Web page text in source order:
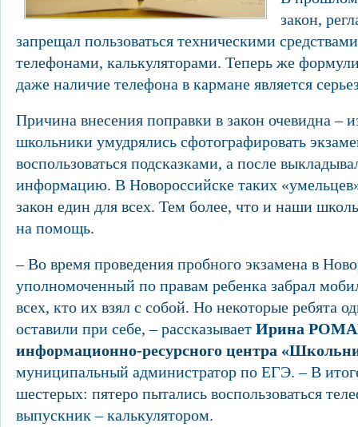
закон,
запрещал пользоваться техническими
телефонами, калькуляторами. Теперь же
даже наличие телефона в кармане является
Причина внесения поправки в закон очевидна –
школьники умудрялись сфотографировать
воспользоваться подсказками, а после
информацию. В Новороссийске таких
закон един для всех. Тем более, что и наши
на помощь.
– Во время проведения пробного экзамена в
уполномоченный по правам ребенка забрал
всех, кто их взял с собой. Но некоторые ребята
оставили при себе, – рассказывает Ирина
информационно-ресурсного центра
муниципальный администратор по ЕГЭ. – В
шестерых: пятеро пытались воспользоваться
выпускник – калькулятором.